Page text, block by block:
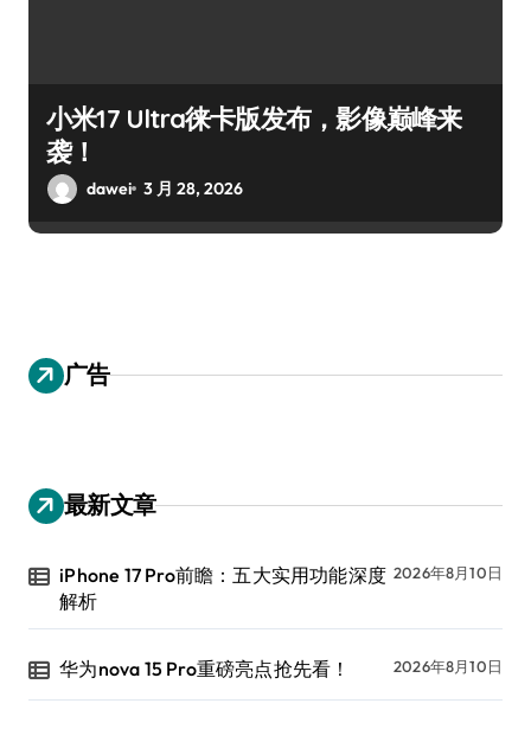
小米17 Ultra徕卡版发布，影像巅峰来
袭！
dawei 3 月 28, 2026
广告
最新文章
iPhone 17 Pro前瞻：五大实用功能深度
解析
2026年8月10日
华为nova 15 Pro重磅亮点抢先看！ 2026年8月10日